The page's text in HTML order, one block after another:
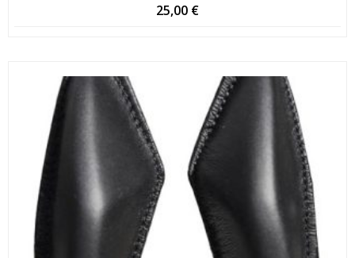
25,00 €